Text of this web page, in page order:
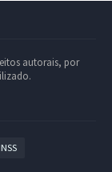
autorais, por
INSS